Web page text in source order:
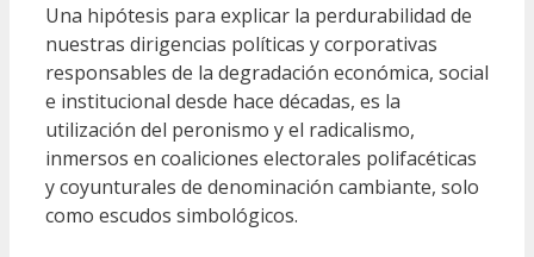
Una hipótesis para explicar la perdurabilidad de
nuestras dirigencias políticas y corporativas
responsables de la degradación económica, social
e institucional desde hace décadas, es la
utilización del peronismo y el radicalismo,
inmersos en coaliciones electorales polifacéticas
y coyunturales de denominación cambiante, solo
como escudos simbológicos.